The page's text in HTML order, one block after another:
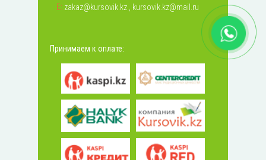
Е: zakaz@kursovik.kz , kursovik.kz@mail.ru
Принимаем к оплате: